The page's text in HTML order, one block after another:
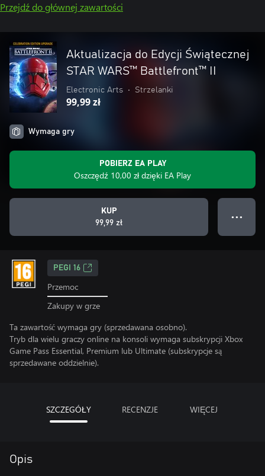
Przejdź do głównej zawartości
Aktualizacja do Edycji Świątecznej
STAR WARS™ Battlefront™ II
Electronic Arts • Strzelanki
99,99 zł
Wymaga gry
POBIERZ EA PLAY
Oszczędź 10,00 zł dzięki EA Play
KUP
99,99 zł
● ● ●
PEGI 16
Przemoc
Zakupy w grze
Ta zawartość wymaga gry (sprzedawana osobno).
Tryb dla wielu graczy online na konsoli wymaga subskrypcji Xbox
Game Pass Essential, Premium lub Ultimate (subskrypcje są
sprzedawane oddzielnie).
SZCZEGÓŁY RECENZJE WIĘCEJ
Opis